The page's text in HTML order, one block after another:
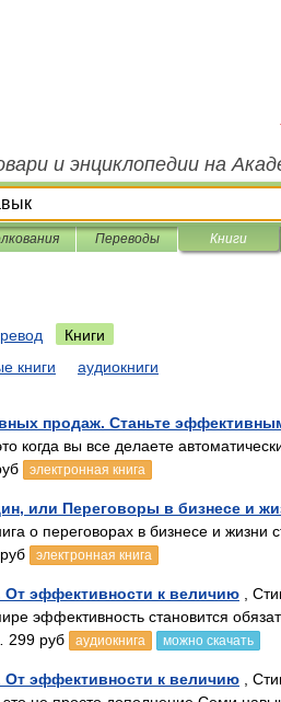
и энциклопедии на
Переводы Книги
Книги
книги аудиокниги
продаж. Станьте
когда вы все делаете
электронная книга
или Переговоры в бизнесе и
о переговорах в бизнесе и жизни
электронная книга
эффективности к величию ,
эффективность становится
299 руб
аудиокнига можно скачать
эффективности к величию ,